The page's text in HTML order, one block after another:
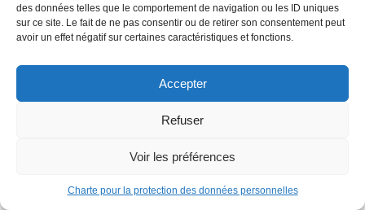
des données telles que le comportement de navigation ou les ID uniques
sur ce site. Le fait de ne pas consentir ou de retirer son consentement peut
avoir un effet négatif sur certaines caractéristiques et fonctions.
Accepter
Refuser
Voir les préférences
Charte pour la protection des données personnelles
© ALL RIGHTS RESERVED. URBAN COMICS POUR LES
ÉDITIONS FRANÇAISES.